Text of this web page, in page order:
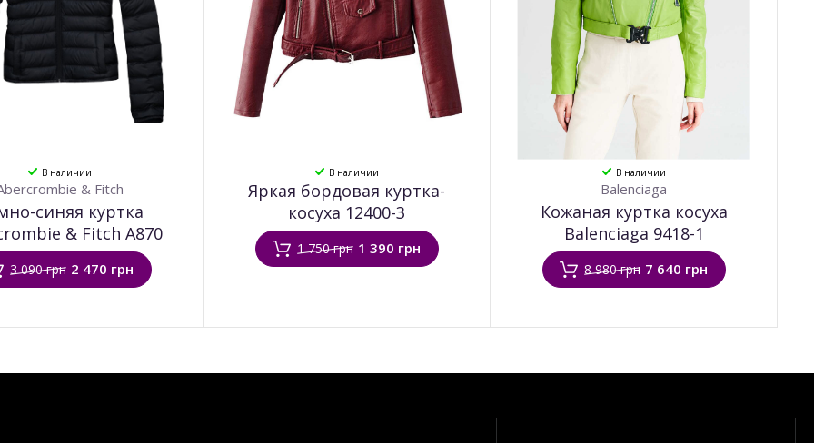
В наличии
& Fitch
синяя куртка
& Fitch A870
3 090 грн 2 470 грн
В наличии
Яркая бордовая куртка-
косуха 12400-3
1 750 грн 1 390 грн
В наличии
Balenciaga
Кожаная куртка косуха
Balenciaga 9418-1
8 980 грн 7 640 грн